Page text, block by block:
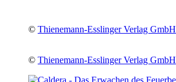
© Thienemann-Esslinger Verlag GmbH
© Thienemann-Esslinger Verlag GmbH